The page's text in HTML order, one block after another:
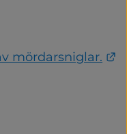
mördarsniglar.